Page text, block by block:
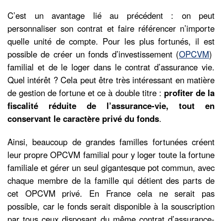
C’est un avantage lié au précédent : on peut
personnaliser son contrat et faire référencer n’importe
quelle unité de compte. Pour les plus fortunés, il est
possible de créer un fonds d’investissement (OPCVM)
familial et de le loger dans le contrat d’assurance vie.
Quel intérêt ? Cela peut être très intéressant en matière
de gestion de fortune et ce à double titre : profiter de la
fiscalité réduite de l’assurance-vie, tout en
conservant le caractère privé du fonds.
Ainsi, beaucoup de grandes familles fortunées créent
leur propre OPCVM familial pour y loger toute la fortune
familiale et gérer un seul gigantesque pot commun, avec
chaque membre de la famille qui détient des parts de
cet OPCVM privé. En France cela ne serait pas
possible, car le fonds serait disponible à la souscription